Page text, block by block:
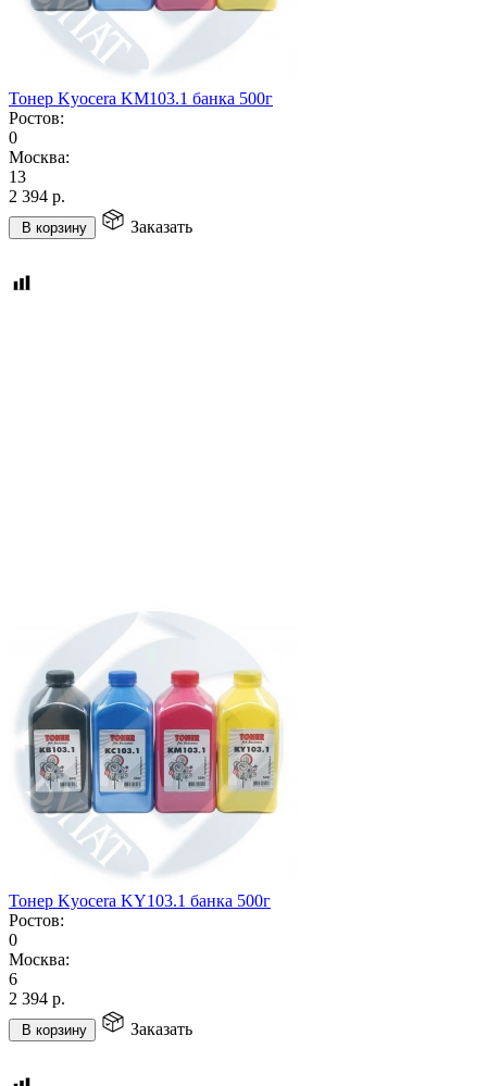
Тонер Kyocera KM103.1 банка 500г
Ростов:
0
Москва:
13
2 394 р.
В корзину Заказать
Тонер Kyocera KY103.1 банка 500г
Ростов:
0
Москва:
6
2 394 р.
В корзину Заказать